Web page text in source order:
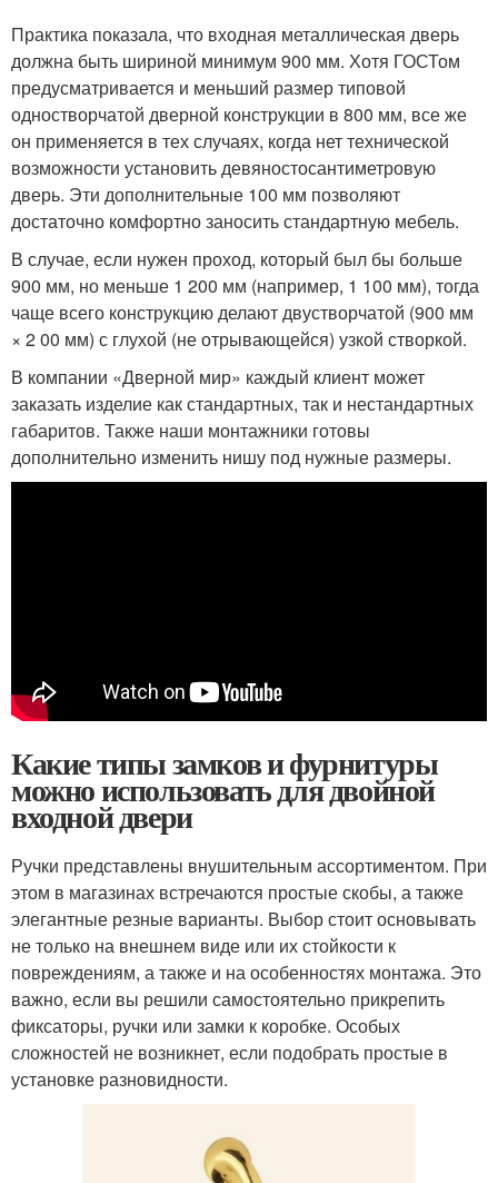
Практика показала, что входная металлическая дверь
должна быть шириной минимум 900 мм. Хотя ГОСТом
предусматривается и меньший размер типовой
одностворчатой дверной конструкции в 800 мм, все же
он применяется в тех случаях, когда нет технической
возможности установить девяностосантиметровую
дверь. Эти дополнительные 100 мм позволяют
достаточно комфортно заносить стандартную мебель.
В случае, если нужен проход, который был бы больше
900 мм, но меньше 1 200 мм (например, 1 100 мм), тогда
чаще всего конструкцию делают двустворчатой (900 мм
× 2 00 мм) с глухой (не отрывающейся) узкой створкой.
В компании «Дверной мир» каждый клиент может
заказать изделие как стандартных, так и нестандартных
габаритов. Также наши монтажники готовы
дополнительно изменить нишу под нужные размеры.
Какие типы замков и фурнитуры
можно использовать для двойной
входной двери
Ручки представлены внушительным ассортиментом. При
этом в магазинах встречаются простые скобы, а также
элегантные резные варианты. Выбор стоит основывать
не только на внешнем виде или их стойкости к
повреждениям, а также и на особенностях монтажа. Это
важно, если вы решили самостоятельно прикрепить
фиксаторы, ручки или замки к коробке. Особых
сложностей не возникнет, если подобрать простые в
установке разновидности.